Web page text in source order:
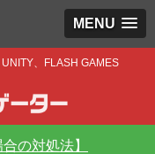
MENU
、FLASH GAMES
の対処法】